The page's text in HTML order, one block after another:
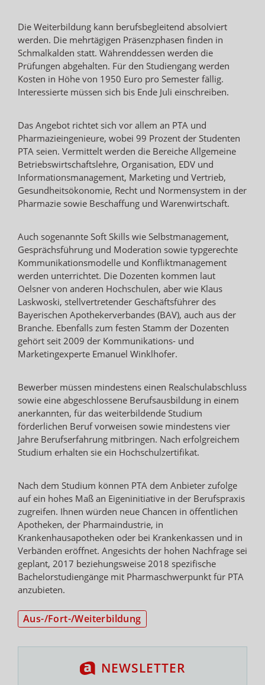
Die Weiterbildung kann berufsbegleitend absolviert
werden. Die mehrtägigen Präsenzphasen finden in
Schmalkalden statt. Währenddessen werden die
Prüfungen abgehalten. Für den Studiengang werden
Kosten in Höhe von 1950 Euro pro Semester fällig.
Interessierte müssen sich bis Ende Juli einschreiben.
Das Angebot richtet sich vor allem an PTA und
Pharmazieingenieure, wobei 99 Prozent der Studenten
PTA seien. Vermittelt werden die Bereiche Allgemeine
Betriebswirtschaftslehre, Organisation, EDV und
Informationsmanagement, Marketing und Vertrieb,
Gesundheitsökonomie, Recht und Normensystem in der
Pharmazie sowie Beschaffung und Warenwirtschaft.
Auch sogenannte Soft Skills wie Selbstmanagement,
Gesprächsführung und Moderation sowie typgerechte
Kommunikationsmodelle und Konfliktmanagement
werden unterrichtet. Die Dozenten kommen laut
Oelsner von anderen Hochschulen, aber wie Klaus
Laskwoski, stellvertretender Geschäftsführer des
Bayerischen Apothekerverbandes (BAV), auch aus der
Branche. Ebenfalls zum festen Stamm der Dozenten
gehört seit 2009 der Kommunikations- und
Marketingexperte Emanuel Winklhofer.
Bewerber müssen mindestens einen Realschulabschluss
sowie eine abgeschlossene Berufsausbildung in einem
anerkannten, für das weiterbildende Studium
förderlichen Beruf vorweisen sowie mindestens vier
Jahre Berufserfahrung mitbringen. Nach erfolgreichem
Studium erhalten sie ein Hochschulzertifikat.
Nach dem Studium können PTA dem Anbieter zufolge
auf ein hohes Maß an Eigeninitiative in der Berufspraxis
zugreifen. Ihnen würden neue Chancen in öffentlichen
Apotheken, der Pharmaindustrie, in
Krankenhausapotheken oder bei Krankenkassen und in
Verbänden eröffnet. Angesichts der hohen Nachfrage sei
geplant, 2017 beziehungsweise 2018 spezifische
Bachelorstudiengänge mit Pharmaschwerpunkt für PTA
anzubieten.
Aus-/Fort-/Weiterbildung
NEWSLETTER